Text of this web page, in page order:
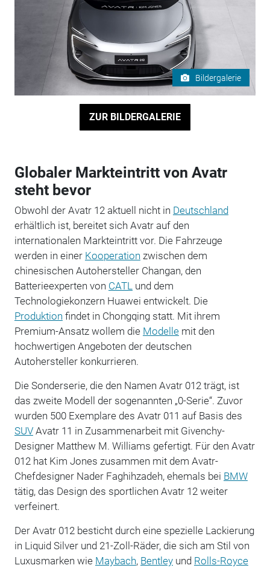
Bildergalerie
ZUR BILDERGALERIE
Globaler Markteintritt von Avatr
steht bevor
Obwohl der Avatr 12 aktuell nicht in Deutschland
erhältlich ist, bereitet sich Avatr auf den
internationalen Markteintritt vor. Die Fahrzeuge
werden in einer Kooperation zwischen dem
chinesischen Autohersteller Changan, den
Batterieexperten von CATL und dem
Technologiekonzern Huawei entwickelt. Die
Produktion findet in Chongqing statt. Mit ihrem
Premium-Ansatz wollem die Modellemit den
hochwertigen Angeboten der deutschen
Autohersteller konkurrieren.
Die Sonderserie, die den Namen Avatr 012 trägt, ist
das zweite Modell der sogenannten „0-Serie“. Zuvor
wurden 500 Exemplare des Avatr 011 auf Basis des
SUVAvatr 11 in Zusammenarbeit mit Givenchy-
Designer Matthew M. Williams gefertigt. Für den Avatr
012 hat Kim Jones zusammen mit dem Avatr-
Chefdesigner Nader Faghihzadeh, ehemals bei BMW
tätig, das Design des sportlichen Avatr 12 weiter
verfeinert.
Der Avatr 012 besticht durch eine spezielle Lackierung
in Liquid Silver und 21-Zoll-Räder, die sich am Stil von
Luxusmarken wie Maybach, Bentleyund Rolls-Royce